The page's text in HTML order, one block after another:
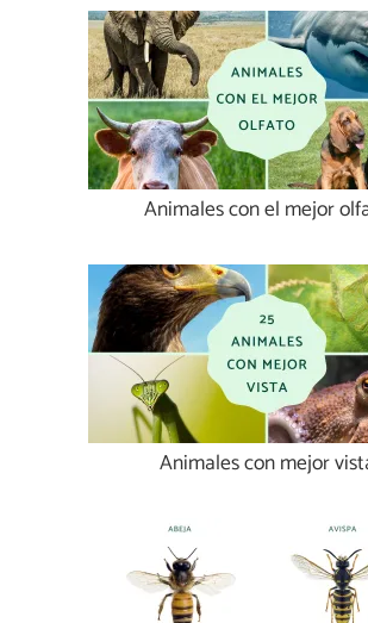
Animales con el mejor
Animales con mejor